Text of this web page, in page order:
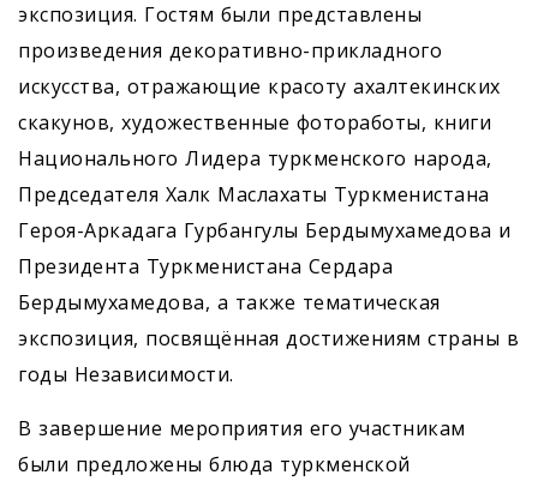
экспозиция. Гостям были представлены
произведения декоративно-прикладного
искусства, отражающие красоту ахалтекинских
скакунов, художественные фотоработы, книги
Национального Лидера туркменского народа,
Председателя Халк Маслахаты Туркменистана
Героя-Аркадага Гурбангулы Бердымухамедова и
Президента Туркменистана Сердара
Бердымухамедова, а также тематическая
экспозиция, посвящённая достижениям страны в
годы Независимости.
В завершение мероприятия его участникам
были предложены блюда туркменской